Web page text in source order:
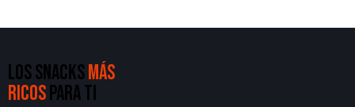
LOS SNACKSMÁS
RICOSPARA TI